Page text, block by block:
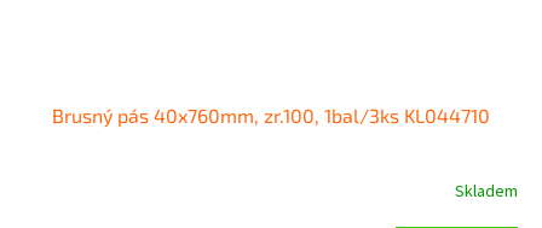
Brusný pás 40x760mm, zr.100, 1bal/3ks KL044710
Skladem